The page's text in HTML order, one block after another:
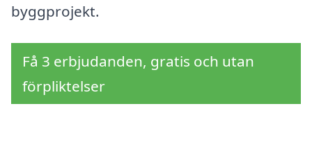
byggprojekt.
Få 3 erbjudanden, gratis och utan
förpliktelser